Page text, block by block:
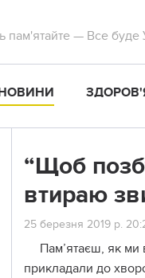
пам'ятайте — Все буде
“Щоб
втираю
25 березня 2019 р.
Пам’ятаєш, як ми
прикладали до